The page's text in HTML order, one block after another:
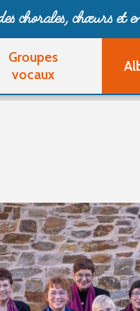
chorales, chœurset
Groupes
vocaux